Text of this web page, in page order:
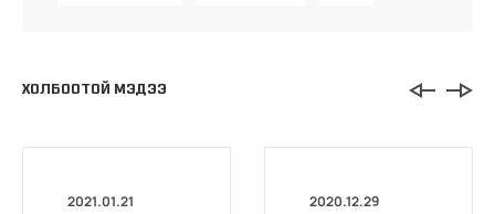
ХОЛБООТОЙ МЭДЭЭ
2021.01.21 2020.12.29